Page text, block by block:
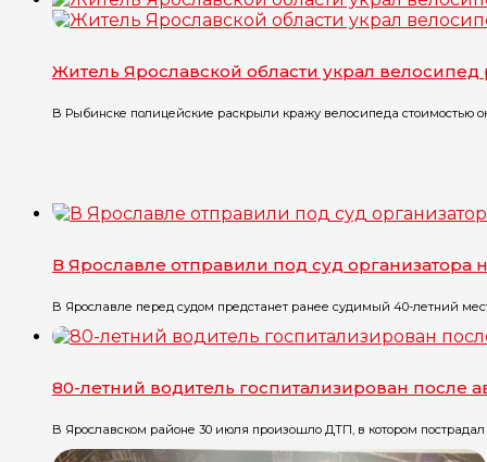
Житель Ярославской области украл
В Рыбинске полицейские раскрыли кражу велосипеда стоимостью
В Ярославле отправили под суд организатора
В Ярославле перед судом предстанет ранее судимый 40-летний
80-летний водитель госпитализирован после
В Ярославском районе 30 июля произошло ДТП, в котором